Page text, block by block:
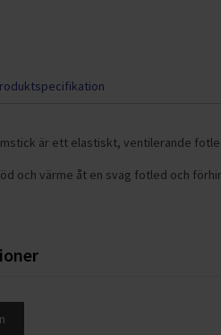
är ett elastiskt, ventilerande
och värme åt en svag fotled och